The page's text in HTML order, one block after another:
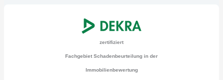
zertifiziert
Fachgebiet Schadenbeurteilung in der
Immobilienbewertung